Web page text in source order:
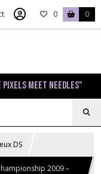
0 0
pixels meet needles"
DS
2009 –